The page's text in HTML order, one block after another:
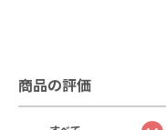
商品の評価